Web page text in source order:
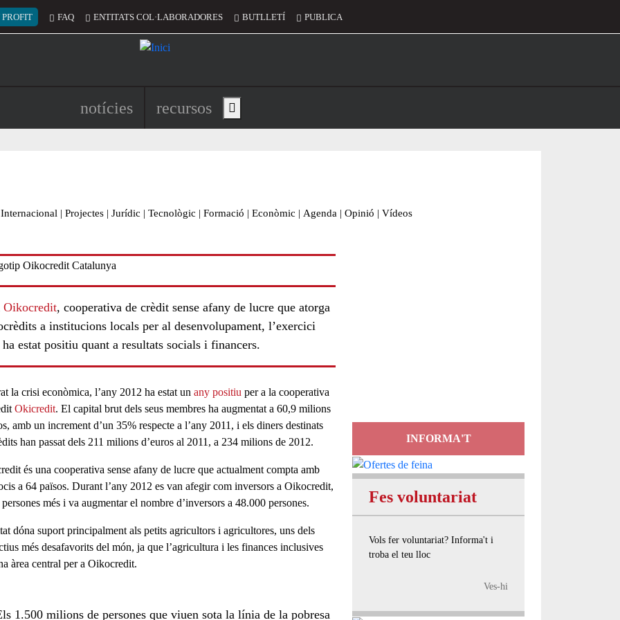
del compte d'usuari
PROFIT FAQ ENTITATS COL·LABORADORES BUTLLETÍ PUBLICA
Navegació principal de l'encapçalament
notícies recursos Show main menu
Internacional | Projectes | Jurídic | Tecnològic | Formació | Econòmic | Agenda | Opinió | Vídeos
Oikocredit, cooperativa de crèdit sense afany de lucre que atorga
a institucions locals per al desenvolupament, l’exercici
ha estat positiu quant a resultats socials i financers.
la crisi econòmica, l’any 2012 ha estat un any positiu per a la cooperativa
Okicredit. El capital brut dels seus membres ha augmentat a 60,9 milions
amb un increment d’un 35% respecte a l’any 2011, i els diners destinats
han passat dels 211 milions d’euros al 2011, a 234 milions de 2012.
és una cooperativa sense afany de lucre que actualment compta amb
a 64 països. Durant l’any 2012 es van afegir com inversors a Oikocredit,
mési va augmentar el nombre d’inversors a 48.000 persones.
dóna suportprincipalment als petits agricultors i agricultores, uns dels
més desafavoritsdel món, ja que l’agricultura i les finances inclusives
àrea central per a Oikocredit.
1.500 milions de persones que viuen sota la línia de la pobresa
INFORMA'T
Fes voluntariat
Vols fer voluntariat? Informa't i
troba el teu lloc
Ves-hi